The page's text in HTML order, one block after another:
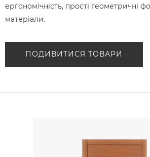
ергономічність, прості геометричні
матеріали.
ПОДИВИТИСЯ ТОВАРИ